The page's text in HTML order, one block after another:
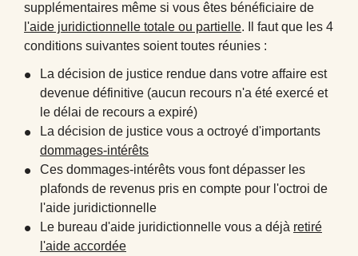
supplémentaires même si vous êtes bénéficiaire de
l'aide juridictionnelle totale ou partielle. Il faut que les 4
conditions suivantes soient toutes réunies :
La décision de justice rendue dans votre affaire est
devenue définitive (aucun recours n'a été exercé et
le délai de recours a expiré)
La décision de justice vous a octroyé d'importants
dommages-intérêts
Ces dommages-intérêts vous font dépasser les
plafonds de revenus pris en compte pour l'octroi de
l'aide juridictionnelle
Le bureau d'aide juridictionnelle vous a déjà retiré
l'aide accordée